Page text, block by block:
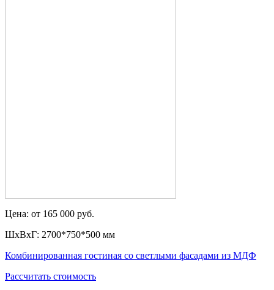
Цена: от 165 000 руб.
ШxВxГ: 2700*750*500 мм
Комбинированная гостиная со светлыми фасадами из МДФ
Рассчитать стоимость